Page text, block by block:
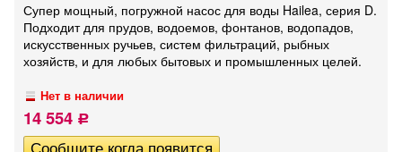
Супер мощный, погружной насос для воды Hailea, серия D.
Подходит для прудов, водоемов, фонтанов, водопадов,
искусственных ручьев, систем фильтраций, рыбных
хозяйств, и для любых бытовых и промышленных целей.
Нет в наличии
14 554 Р